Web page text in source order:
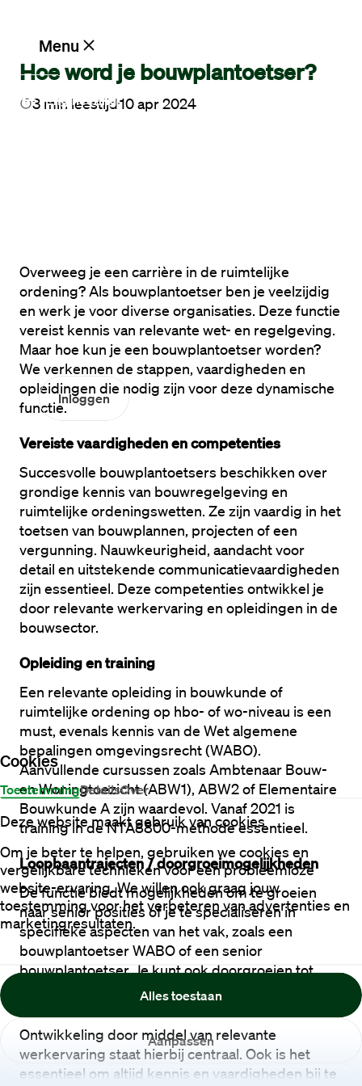
Menu
Vacatures
Hulp
en
service
Inloggen
Cookies
ToestemmingDetailsOver
Deze website maakt gebruik van cookies
Om je beter te helpen, gebruiken we cookies en
vergelijkbare technieken voor een probleemloze
website-ervaring. We willen ook graag jouw
toestemming voor het verbeteren van advertenties en
marketingresultaten.
Aanpassen
Alles toestaan
Engineering
Hoe word je bouwplantoetser?
3 min leestijd10 apr 2024
Overweeg je een carrière in de ruimtelijke
ordening? Als bouwplantoetser ben je veelzijdig
en werk je voor diverse organisaties. Deze functie
vereist kennis van relevante wet- en regelgeving.
Maar hoe kun je een bouwplantoetser worden?
We verkennen de stappen, vaardigheden en
opleidingen die nodig zijn voor deze dynamische
functie.
Vereiste vaardigheden en competenties
Succesvolle bouwplantoetsers beschikken over
grondige kennis van bouwregelgeving en
ruimtelijke ordeningswetten. Ze zijn vaardig in het
toetsen van bouwplannen, projecten of een
vergunning. Nauwkeurigheid, aandacht voor
detail en uitstekende communicatievaardigheden
zijn essentieel. Deze competenties ontwikkel je
door relevante werkervaring en opleidingen in de
bouwsector.
Opleiding en training
Een relevante opleiding in bouwkunde of
ruimtelijke ordening op hbo- of wo-niveau is een
must, evenals kennis van de Wet algemene
bepalingen omgevingsrecht (WABO).
Aanvullende cursussen zoals Ambtenaar Bouw-
en Woningtoezicht (ABW1), ABW2 of Elementaire
Bouwkunde A zijn waardevol. Vanaf 2021 is
training in de NTA8800-methode essentieel.
Loopbaantrajecten / doorgroeimogelijkheden
De functie biedt mogelijkheden om te groeien
naar senior posities of je te specialiseren in
specifieke aspecten van het vak, zoals een
bouwplantoetser WABO of een senior
bouwplantoetser. Je kunt ook doorgroeien tot
bouwkundig adviseur of hoofd constructeur-
Ontwikkeling door middel van relevante
werkervaring staat hierbij centraal. Ook is het
essentieel om altijd kennis en vaardigheden bij te